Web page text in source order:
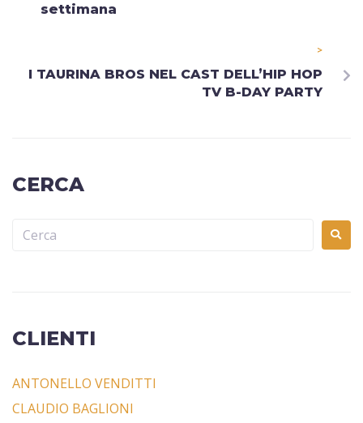
settimana
>
I TAURINA BROS NEL CAST DELL’HIP HOP
TV B-DAY PARTY
CERCA
CLIENTI
ANTONELLO VENDITTI
CLAUDIO BAGLIONI